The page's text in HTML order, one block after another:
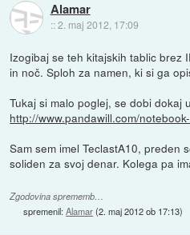
Alamar
::2. maj 2012, 17:09
Izogibaj se teh kitajskih tablic brez
in noč. Sploh za namen, ki si ga
Tukaj si malo poglej, se dobi dokaj
http://www.pandawill.com/
Sam sem imel TeclastA10, preden
soliden za svoj denar. Kolega pa
Zgodovina sprememb…
spremenil:Alamar(2. maj 2012 ob 17:13)